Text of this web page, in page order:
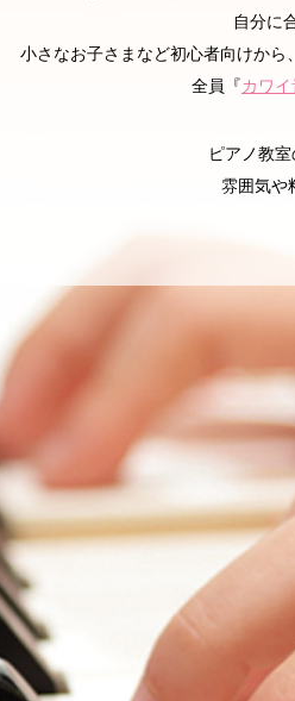
自分に
小さなお子さまなど初心者向けから
全員『 カワ
ピアノ教
雰囲気や